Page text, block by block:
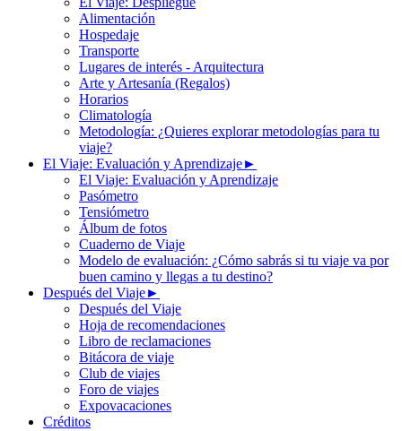
Alimentación
Hospedaje
Transporte
Lugares de interés - Arquitectura
Arte y Artesanía (Regalos)
Horarios
Climatología
Metodología: ¿Quieres explorar metodologías para tu
viaje?
El Viaje: Evaluación y Aprendizaje►
El Viaje: Evaluación y Aprendizaje
Pasómetro
Tensiómetro
Álbum de fotos
Cuaderno de Viaje
Modelo de evaluación: ¿Cómo sabrás si tu viaje va por
buen camino y llegas a tu destino?
Después del Viaje►
Después del Viaje
Hoja de recomendaciones
Libro de reclamaciones
Bitácora de viaje
Club de viajes
Foro de viajes
Expovacaciones
Créditos